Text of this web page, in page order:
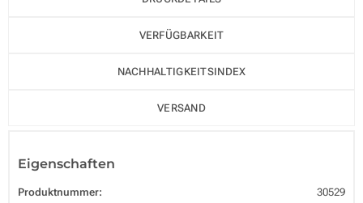
VERFÜGBARKEIT
NACHHALTIGKEITSINDEX
VERSAND
Eigenschaften
Produktnummer: 30529